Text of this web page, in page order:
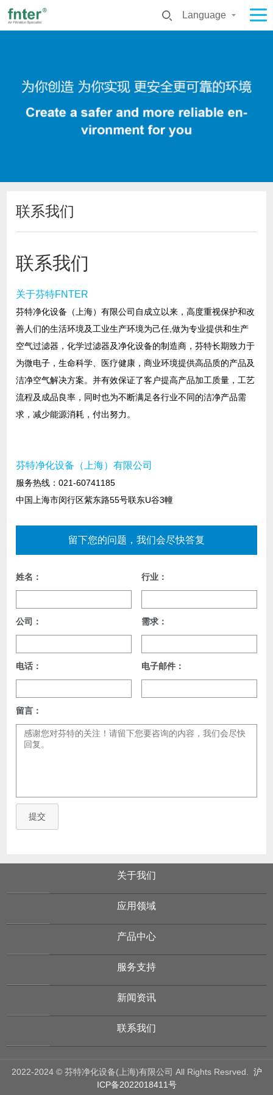
Language
联系我们
联系我们
关于芬特FNTER
芬特净化设备（上海）有限公司自成立以来，高度重视保护和改
善人们的生活环境及工业生产环境为己任,做为专业提供和生产
空气过滤器，化学过滤器及净化设备的制造商，芬特长期致力于
为微电子，生命科学、医疗健康，商业环境提供高品质的产品及
洁净空气解决方案。并有效保证了客户提高产品加工质量，工艺
流程及成品良率，同时也为不断满足各行业不同的洁净产品需
求，减少能源消耗，付出努力。
芬特净化设备（上海）有限公司
服务热线：021-60741185
中国上海市闵行区紫东路55号联东U谷3幢
留下您的问题，我们会尽快答复
姓名：
公司：
电话：
行业：
需求：
电子邮件：
留言：
提交
关于我们
应用领域
产品中心
服务支持
新闻资讯
联系我们
2022-2024 © 芬特净化设备(上海)有限公司 All Rights Resrved. 沪
ICP备2022018411号